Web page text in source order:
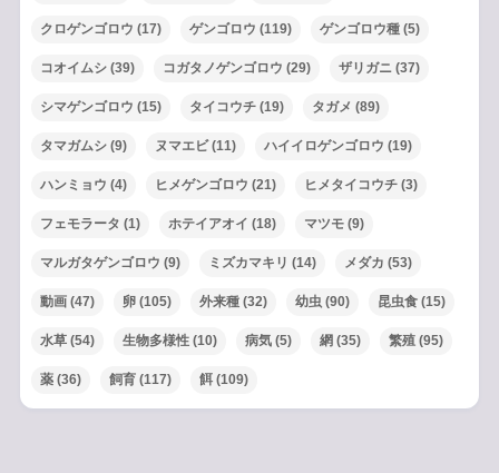
クロゲンゴロウ (17) ゲンゴロウ (119) ゲンゴロウ種(5)
コオイムシ(39) コガタノゲンゴロウ (29) ザリガニ(37)
シマゲンゴロウ (15) タイコウチ(19) タガメ (89)
タマガムシ(9) ヌマエビ(11) ハイイロゲンゴロウ (19)
ハンミョウ (4) ヒメゲンゴロウ (21) ヒメタイコウチ(3)
フェモラータ (1) ホテイアオイ (18) マツモ(9)
マルガタゲンゴロウ (9) ミズカマキリ (14) メダカ (53)
動画(47) 卵(105) 外来種(32) 幼虫(90) 昆虫食(15)
水草(54) 生物多様性(10) 病気(5) 網 (35) 繁殖(95)
薬(36) 飼育(117) 餌(109)